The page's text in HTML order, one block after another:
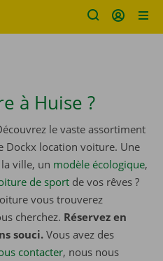
à Huise ?
le vaste assortiment
Dockx location voiture. Une
ville, un modèle écologique,
de sport de vos rêves ?
vous trouverez
cherchez. Réservez en
souci. Vous avez des
contacter, nous nous